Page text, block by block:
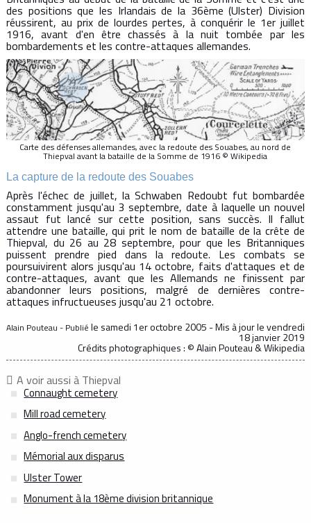
des positions que les Irlandais de la 36ème (Ulster) Division
réussirent, au prix de lourdes pertes, à conquérir le 1er juillet
1916, avant d'en être chassés à la nuit tombée par les
bombardements et les contre-attaques allemandes.
Carte des défenses allemandes, avec la redoute des Souabes, au nord de
Thiepval avant la bataille de la Somme de 1916 © Wikipedia
La capture de la redoute des Souabes
Après l'échec de juillet, la Schwaben Redoubt fut bombardée
constamment jusqu'au 3 septembre, date à laquelle un nouvel
assaut fut lancé sur cette position, sans succès. Il fallut
attendre une bataille, qui prit le nom de bataille de la crête de
Thiepval, du 26 au 28 septembre, pour que les Britanniques
puissent prendre pied dans la redoute. Les combats se
poursuivirent alors jusqu'au 14 octobre, faits d'attaques et de
contre-attaques, avant que les Allemands ne finissent par
abandonner leurs positions, malgré de dernières contre-
attaques infructueuses jusqu'au 21 octobre.
Alain Pouteau - Publiéle samedi 1er octobre 2005 - Mis à jourle vendredi
18 janvier 2019
Crédits photographiques : © Alain Pouteau & Wikipedia
A voir aussi à Thiepval
Connaught cemetery
Mill road cemetery
Anglo-french cemetery
Mémorial aux disparus
Ulster Tower
Monument à la 18ème division britannique